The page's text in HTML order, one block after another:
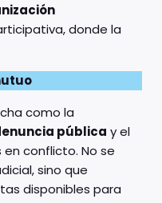
donde la
como la
pública y el
conflicto. No se
sino que
disponibles para